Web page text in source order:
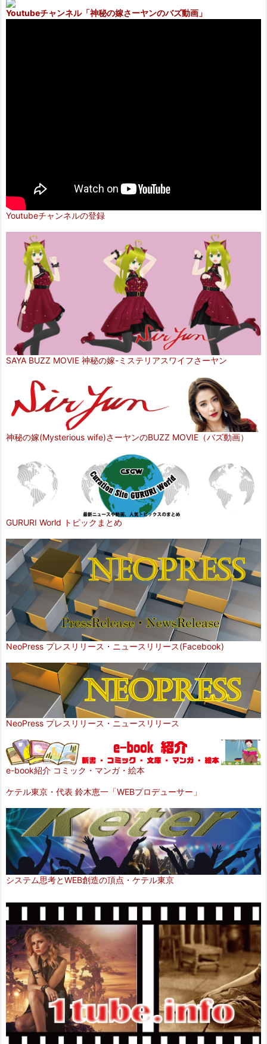
Youtubeチャンネル「神秘の嫁さーヤンのバズ動画」
Youtubeチャンネルの登録
SAYA BUZZ MOVIE 神秘の嫁-ミステリアスワイフさーヤン
神秘の嫁(Mysterious wife)さーヤンのBUZZ MOVIE（バズ動画）
GURURI World トピックまとめ
NeoPress プレスリリース・ニュースリリース(Facebook)
NeoPress プレスリリース・ニュースリリース
e-book紹介 コミック・マンガ・絵本
ケテル東京・代表 鈴木恵一「WEBプロデューサー」
システム思考とWEB創造の頂点・ケテル東京